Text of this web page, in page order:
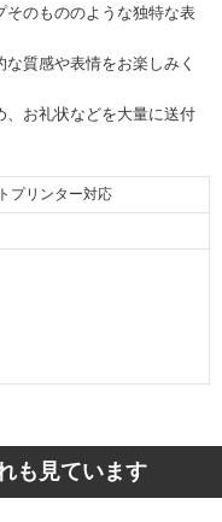
そのもののような独特な表
質感や表情をお楽しみく
、お礼状などを大量に送付
プリンター対応
も見ています